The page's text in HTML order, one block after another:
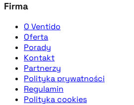
Firma
O Ventido
Oferta
Porady
Kontakt
Partnerzy
Polityka prywatności
Regulamin
Polityka cookies